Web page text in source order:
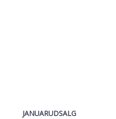
JANUARUDSALG